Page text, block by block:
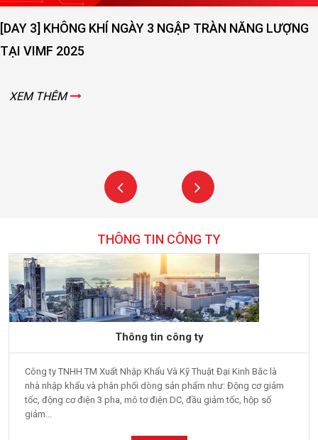
[DAY 3] KHÔNG KHÍ NGÀY 3 NGẬP TRÀN NĂNG LƯỢNG
TẠI VIMF 2025
XEM THÊM
THÔNG TIN CÔNG TY
Thông tin công ty
Công ty TNHH TM Xuất Nhập Khẩu Và Kỹ Thuật Đại Kinh Bắc là
nhà nhập khẩu và phân phối dòng sản phẩm như: Động cơ giảm
tốc, động cơ điện 3 pha, mô tơ điện DC, đầu giảm tốc, hộp số
giảm...